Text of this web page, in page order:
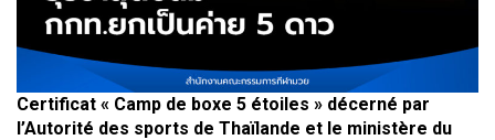
Certificat « Camp de boxe 5 étoiles » décerné par
l’Autorité des sports de Thaïlande et le ministère du